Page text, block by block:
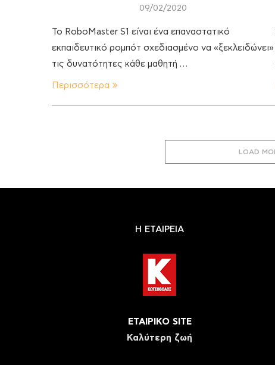
09/02/2020
Το RoboMaster S1 είναι ένα επαναστατικό
εκπαιδευτικό ρομπότ σχεδιασμένο να «ξεκλειδώνει»
τις δυνατότητες κάθε μαθητή …
Περισσότερα
LOAD
Η ΕΤΑΙΡΕΙΑ
ΕΤΑΙΡΙΚΟ SITE
Καλύτερη ζωή